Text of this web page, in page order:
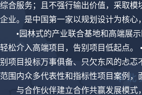
综合服务；且不强行输出价值，采取
企业。是中国第一家以规划设计为核心
•园林式的产业联合基地和高端展
轻松介入高端项目，告别项目低起点。
别项目投标万事俱备、只欠东风的忐
范围内众多代表性和指标性项目案例
与合作伙伴建立合作共赢发展模式